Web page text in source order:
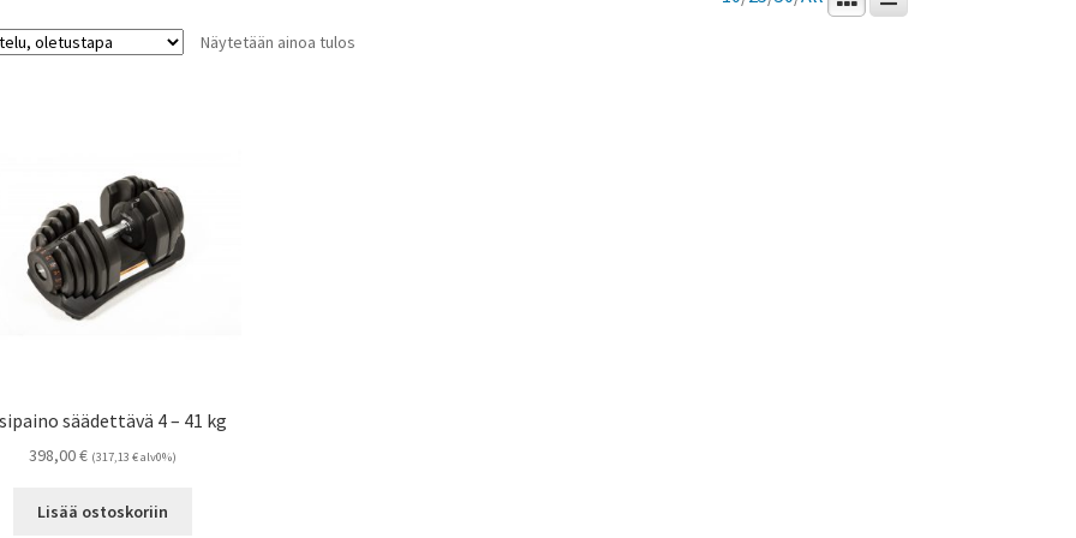
Näytetään ainoa tulos
säädettävä 4 – 41 kg
398,00€ (317,13 €alv0%)
Lisää ostoskoriin